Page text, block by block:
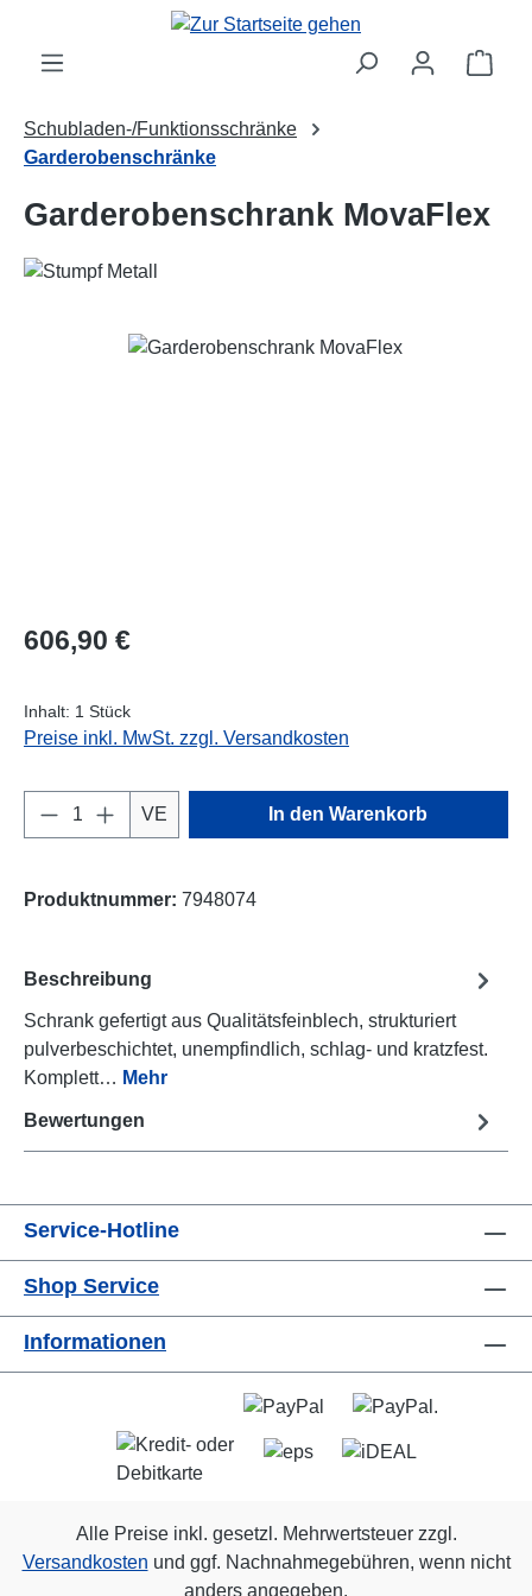
Zum Hauptinhalt springen
Schubladen-/Funktionsschränke
Garderobenschränke
Garderobenschrank MovaFlex
Bildergalerie überspringen
Regulärer Preis:
606,90 €
Inhalt: 1 Stück
Preise inkl. MwSt. zzgl. Versandkosten
Produkt Anzahl: Gib den gewünschten
VE In den Warenkorb
Produktnummer: 7948074
Beschreibung
Schrank gefertigt aus Qualitätsfeinblech, strukturiert
pulverbeschichtet, unempfindlich, schlag- und kratzfest.
Komplett… Mehr
Bewertungen
Service-Hotline
Shop Service
Informationen
Alle Preise inkl. gesetzl. Mehrwertsteuer zzgl.
Versandkosten und ggf. Nachnahmegebühren, wenn nicht
anders angegeben.